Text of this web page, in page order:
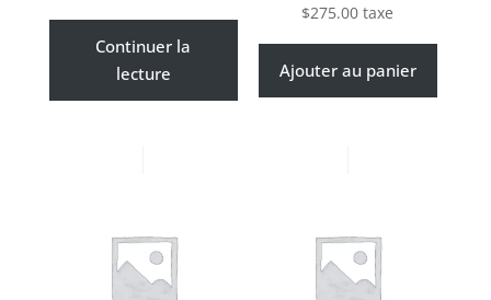
Continuer la
lecture
$275.00 taxe
Ajouter au panier